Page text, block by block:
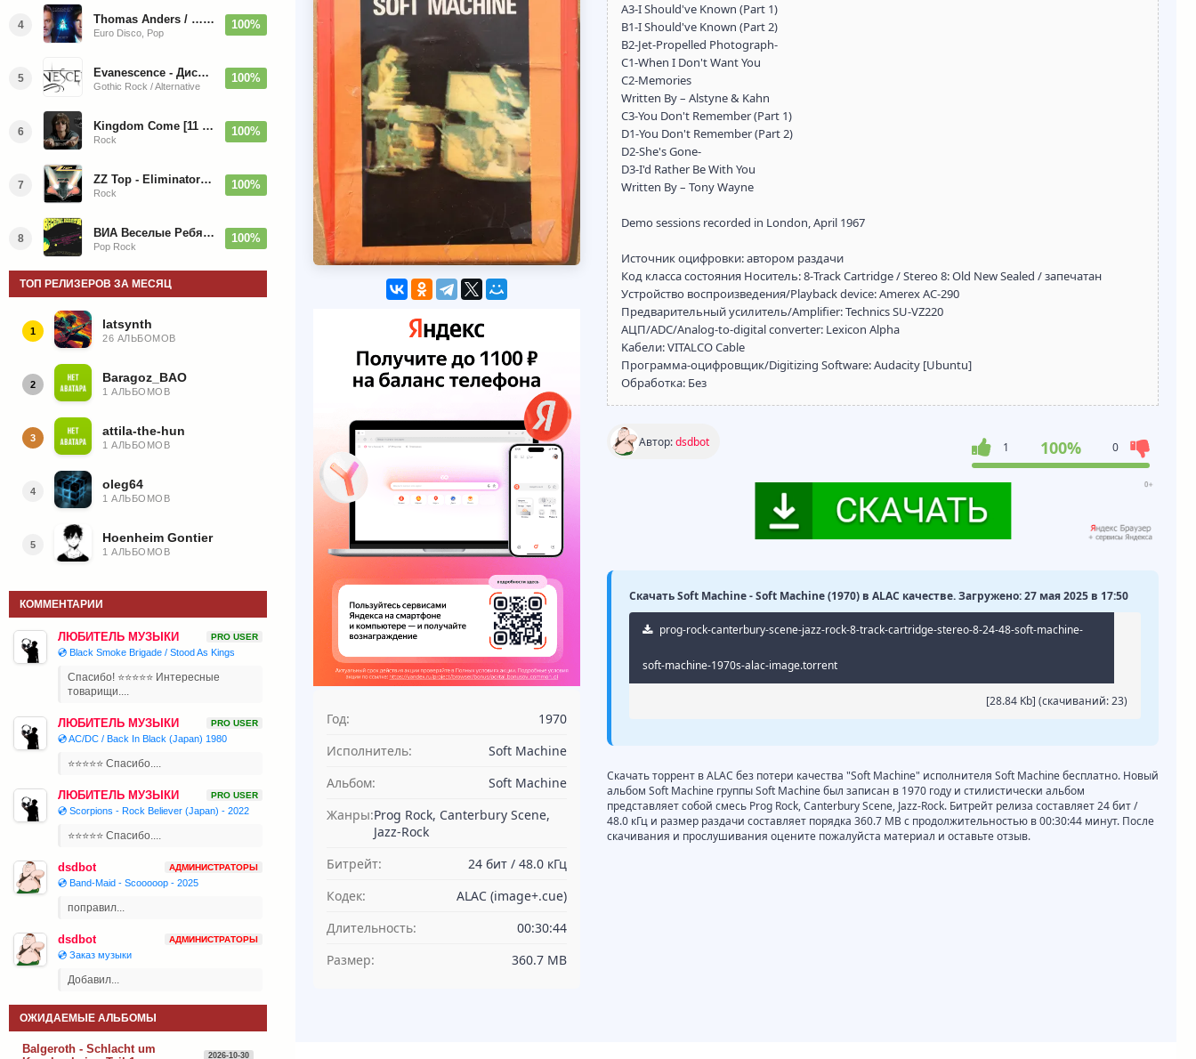
Год:
1970
Исполнитель:
Soft Machine
Альбом:
Soft Machine
Жанры:Prog Rock, Canterbury Scene,
Jazz-Rock
Битрейт:
24 бит / 48.0 кГц
Кодек:
ALAC (image+.cue)
Длительность:
00:30:44
Размер:
360.7 MB
A3-I Should've Known (Part 1)
B1-I Should've Known (Part 2)
B2-Jet-Propelled Photograph-
C1-When I Don't Want You
C2-Memories
Written By – Alstyne & Kahn
C3-You Don't Remember (Part 1)
D1-You Don't Remember (Part 2)
D2-She's Gone-
D3-I'd Rather Be With You
Written By – Tony Wayne
Demo sessions recorded in London, April 1967
Источник оцифровки: автором раздачи
Код класса состояния Носитель: 8-Track Cartridge / Stereo 8: Old New Sealed / запечатан
Устройство воспроизведения/Playback device: Amerex AC-290
Предварительный усилитель/Amplifier: Technics SU-VZ220
АЦП/ADC/Analog-to-digital converter: Lexicon Alpha
Kабели: VITALCO Cable
Программа-оцифровщик/Digitizing Software: Audacity [Ubuntu]
Обработка: Без
Автор:dsdbot 1 100% 0
Скачать Soft Machine - Soft Machine (1970) в ALAC качестве. Загружено: 27 мая 2025 в 17:50
prog-rock-canterbury-scene-jazz-rock-8-track-cartridge-stereo-8-24-48-soft-machine-
soft-machine-1970s-alac-image.torrent
[28.84 Kb] (cкачиваний: 23)
Скачать торрент в ALAC без потери качества "Soft Machine" исполнителя Soft Machine бесплатно. Новый
альбом Soft Machine группы Soft Machine был записан в 1970 году и стилистически альбом
представляет собой смесь Prog Rock, Canterbury Scene, Jazz-Rock. Битрейт релиза составляет 24 бит /
48.0 кГц и размер раздачи составляет порядка 360.7 MB с продолжительностью в 00:30:44 минут. После
скачивания и прослушивания оцените пожалуйста материал и оставьте отзыв.
4 Thomas Anders / … Sings Modern Talking: The Best hi-res
Euro Disco, Pop
100%
5 Evanescence - Дискография (1998-2026)
Gothic Rock / Alternative
100%
6 Kingdom Come [11 Albums] 1988-2009
Rock
100%
7 ZZ Top - Eliminator 1983
Rock
100%
8 ВИА Веселые Ребята - Любовь - Огромная Страна - 1974/2026
Pop Rock
100%
ТОП РЕЛИЗЕРОВ ЗА МЕСЯЦ
1 latsynth
26 АЛЬБОМОВ
2 Baragoz_BAO
1 АЛЬБОМОВ
3 attila-the-hun
1 АЛЬБОМОВ
4 oleg64
1 АЛЬБОМОВ
5 Hoenheim Gontier
1 АЛЬБОМОВ
КОММЕНТАРИИ
ЛЮБИТЕЛЬ МУЗЫКИ PRO USER
💿 Black Smoke Brigade / Stood As Kings
Спасибо! ⭐⭐⭐⭐⭐ Интересные
товарищи....
ЛЮБИТЕЛЬ МУЗЫКИ PRO USER
💿 AC/DC / Back In Black (Japan) 1980
⭐⭐⭐⭐⭐ Спасибо....
ЛЮБИТЕЛЬ МУЗЫКИ PRO USER
💿 Scorpions - Rock Believer (Japan) - 2022
⭐⭐⭐⭐⭐ Спасибо....
dsdbot АДМИНИСТРАТОРЫ
💿 Band-Maid - Scooooop - 2025
поправил...
dsdbot АДМИНИСТРАТОРЫ
💿 Заказ музыки
Добавил...
ОЖИДАЕМЫЕ АЛЬБОМЫ
Balgeroth - Schlacht um
2026-10-30